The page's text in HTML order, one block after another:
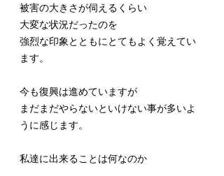
被害の大きさが伺えるくらい
大変な状況だったのを
強烈な印象とともにとてもよく覚えてい
ます。
今も復興は進めていますが
まだまだやらないといけない事が多いよ
うに感じます。
私達に出来ることは何なのか